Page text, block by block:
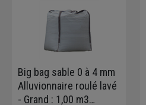
Big bag sable 0 à 4 mm
Alluvionnaire roulé lavé
- Grand : 1,00 m3